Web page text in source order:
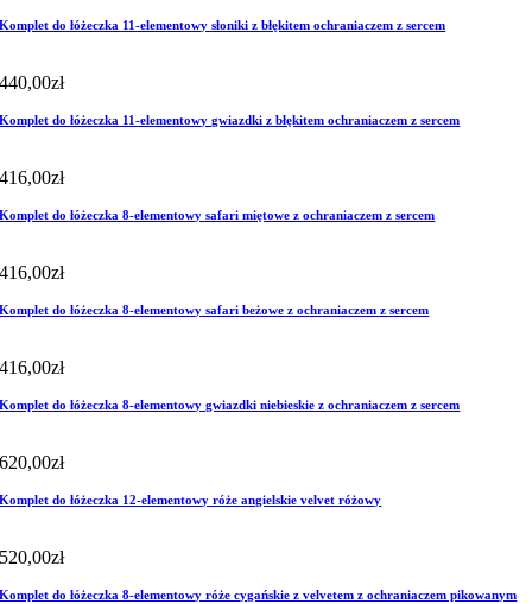
Komplet do łóżeczka 11-elementowy słoniki z błękitem ochraniaczem z sercem
440,00zł
Komplet do łóżeczka 11-elementowy gwiazdki z błękitem ochraniaczem z sercem
416,00zł
Komplet do łóżeczka 8-elementowy safari miętowe z ochraniaczem z sercem
416,00zł
Komplet do łóżeczka 8-elementowy safari beżowe z ochraniaczem z sercem
416,00zł
Komplet do łóżeczka 8-elementowy gwiazdki niebieskie z ochraniaczem z sercem
620,00zł
Komplet do łóżeczka 12-elementowy róże angielskie velvet różowy
520,00zł
Komplet do łóżeczka 8-elementowy róże cygańskie z velvetem z ochraniaczem pikowanym